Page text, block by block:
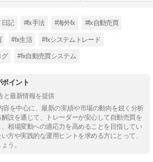
日記 #fx手法 #海外fx #fx自動売買
#fx生活 #fxシステムトレード
グ #fx自動売買システム
イント
と最新情報を提供
容を中心に、最新の実績や市場の動向を鋭く分析
説を通じて、トレーダーが安心して自動売買を
相場変動への適応力を高めることを目指してい
方や実践的な運用ヒントを求める方にとって、
う。